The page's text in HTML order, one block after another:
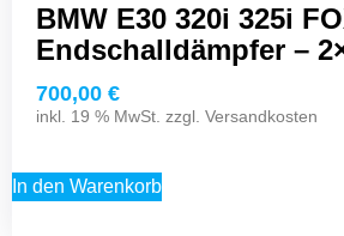
BMW E30 320i 325i
Endschalldämpfer –
700,00 €
inkl. 19 % MwSt. zzgl. Versandkosten
In den Warenkorb